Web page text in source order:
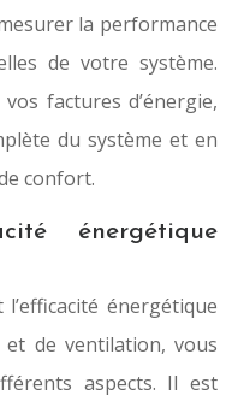
la performance
de votre système.
factures d’énergie,
du système et en
confort.
énergétique
énergétique
de ventilation, vous
aspects. Il est